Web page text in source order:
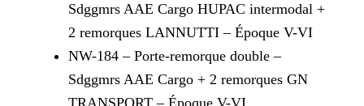
Sdggmrs AAE Cargo HUPAC intermodal +
2 remorques LANNUTTI – Époque V-VI
NW-184 – Porte-remorque double –
Sdggmrs AAE Cargo + 2 remorques GN